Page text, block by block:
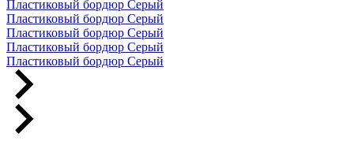
Пластиковый бордюр Серый
Пластиковый бордюр Серый
Пластиковый бордюр Серый
Пластиковый бордюр Серый
Пластиковый бордюр Серый